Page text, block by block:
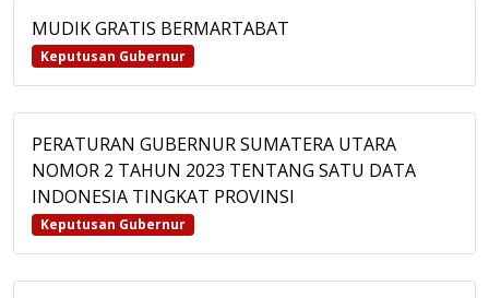
MUDIK GRATIS BERMARTABAT
Keputusan Gubernur
PERATURAN GUBERNUR SUMATERA UTARA
NOMOR 2 TAHUN 2023 TENTANG SATU DATA
INDONESIA TINGKAT PROVINSI
Keputusan Gubernur